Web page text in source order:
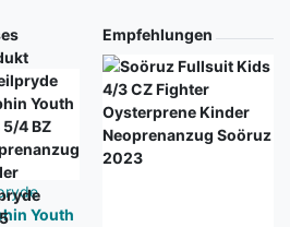
Youth
Empfehlungen